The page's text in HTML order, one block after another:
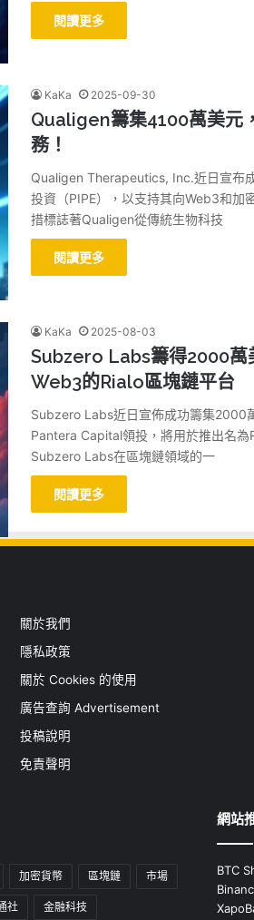
閱讀更多
KaKa 2025-09-30
Qualigen籌集4100萬美元
務！
Qualigen Therapeutics, Inc.近日宣布
投資（PIPE），以支持其向Web3和加
措標誌著Qualigen從傳統生物科技
閱讀更多
KaKa 2025-08-03
Subzero Labs籌得2000萬
Web3的Rialo區塊鏈平台
Subzero Labs近日宣佈成功籌集2000
Pantera Capital領投，將用於推出名
Subzero Labs在區塊鏈領域的一
閱讀更多
關於我們
隱私政策
關於 Cookies 的使用
廣告查詢 Advertisement
投稿說明
免責聲明
加密貨幣 區塊鏈 市場
社 金融科技
網站
BTC